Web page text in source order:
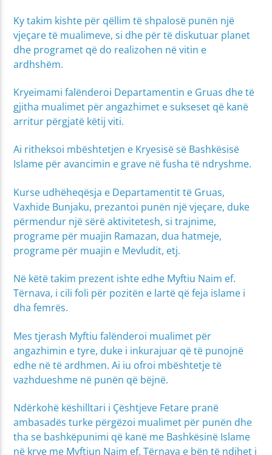
Ky takim kishte për qëllim të shpalosë punën një
vjeçare të mualimeve, si dhe për të diskutuar planet
dhe programet që do realizohen në vitin e
ardhshëm.
Kryeimami falënderoi Departamentin e Gruas dhe të
gjitha mualimet për angazhimet e sukseset që kanë
arritur përgjatë këtij viti.
Ai ritheksoi mbështetjen e Kryesisë së Bashkësisë
Islame për avancimin e grave në fusha të ndryshme.
Kurse udhëheqësja e Departamentit të Gruas,
Vaxhide Bunjaku, prezantoi punën një vjeçare, duke
përmendur një sërë aktivitetesh, si trajnime,
programe për muajin Ramazan, dua hatmeje,
programe për muajin e Mevludit, etj.
Në këtë takim prezent ishte edhe Myftiu Naim ef.
Tërnava, i cili foli për pozitën e lartë që feja islame i
dha femrës.
Mes tjerash Myftiu falënderoi mualimet për
angazhimin e tyre, duke i inkurajuar që të punojnë
edhe në të ardhmen. Ai iu ofroi mbështetje të
vazhdueshme në punën që bëjnë.
Ndërkohë këshilltari i Çështjeve Fetare pranë
ambasadës turke përgëzoi mualimet për punën dhe
tha se bashkëpunimi që kanë me Bashkësinë Islame
në krye me Myftiun Naim ef. Tërnava e bën të ndihet i